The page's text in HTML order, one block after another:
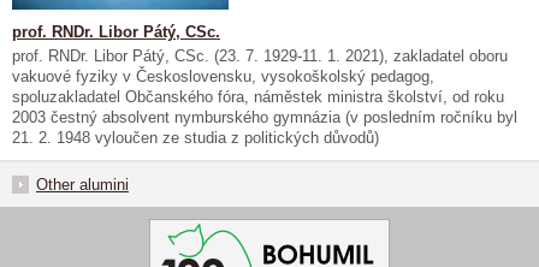
prof. RNDr. Libor Pátý, CSc.
prof. RNDr. Libor Pátý, CSc. (23. 7. 1929-11. 1. 2021), zakladatel oboru
vakuové fyziky v Československu, vysokoškolský pedagog,
spoluzakladatel Občanského fóra, náměstek ministra školství, od roku
2003 čestný absolvent nymburského gymnázia (v posledním ročníku byl
21. 2. 1948 vyloučen ze studia z politických důvodů)
Other alumini